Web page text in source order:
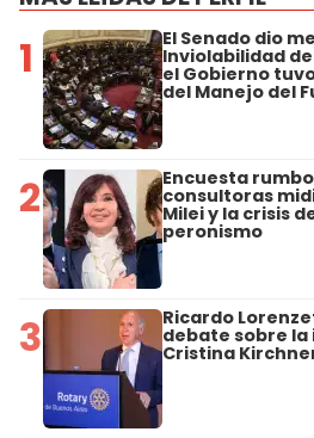
1 El Senado dio
Inviolabilidad
el Gobierno
del Manejo del
2 Encuesta
consultoras
Milei y la crisis
peronismo
3 Ricardo
debate sobre
Cristina